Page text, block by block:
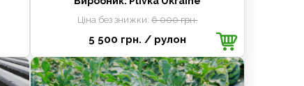
Ціна без знижки:6 000 грн.
5 500 грн. / рулон